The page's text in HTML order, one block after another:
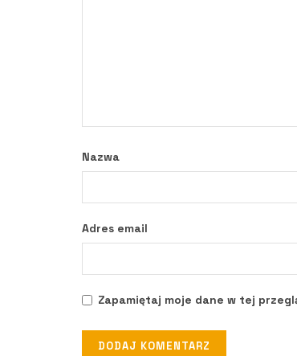
Nazwa
Adres email
Zapamiętaj moje dane w tej